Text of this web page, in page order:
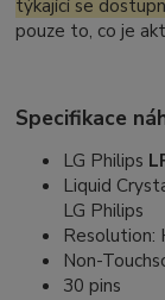
týkající se
pouze to, co je
Specifikace
LG Philips
Liquid
LG Philips
Non-
30 pins